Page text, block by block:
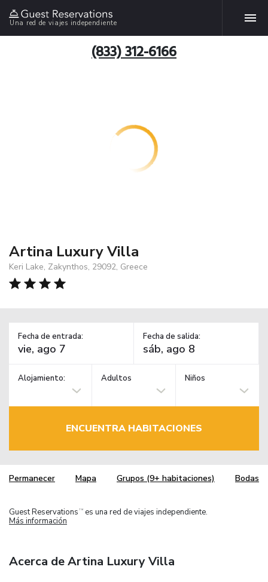
Una red de viajes independiente
(833) 312-6166
Artina Luxury Villa
Keri Lake, Zakynthos, 29092, Greece
Fecha de entrada: Fecha de salida:
Alojamiento: Adultos Niños
ENCUENTRA HABITACIONES
Permanecer Mapa Grupos (9+ habitaciones) Bodas
Guest Reservations TM
es una red de viajes independiente.
Más información
Acerca de Artina Luxury Villa